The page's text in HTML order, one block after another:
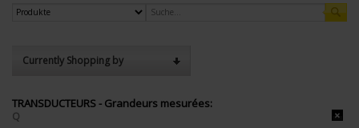
Currently Shopping by
TRANSDUCTEURS - Grandeurs mesurées:
Q